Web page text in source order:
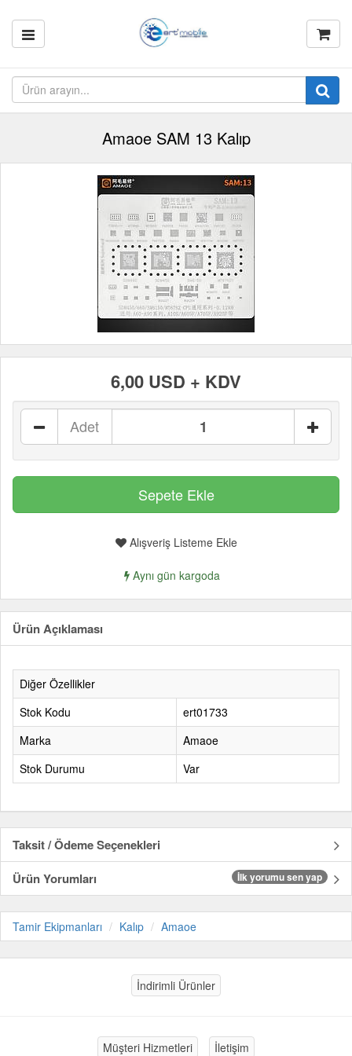
Amaoe SAM 13 Kalıp
6,00 USD + KDV
Adet
Alışveriş Listeme Ekle
Aynı gün kargoda
Ürün Açıklaması
Diğer Özellikler
Stok Kodu
ert01733
Marka
Amaoe
Stok Durumu
Var
Taksit / Ödeme Seçenekleri
Ürün Yorumları
İlk yorumu sen yap
Tamir Ekipmanları Kalıp Amaoe
İndirimli Ürünler
Müşteri Hizmetleri İletişim